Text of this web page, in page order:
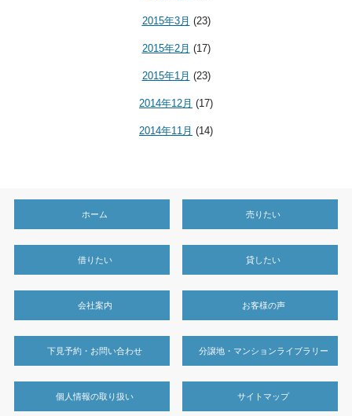
2015年3月 (23)
2015年2月 (17)
2015年1月 (23)
2014年12月 (17)
2014年11月 (14)
ホーム 売りたい
借りたい 貸したい
会社案内 お客様の声
下見予約・お問い合わせ 分譲地・マンションライブラリー
個人情報の取り扱い サイトマップ